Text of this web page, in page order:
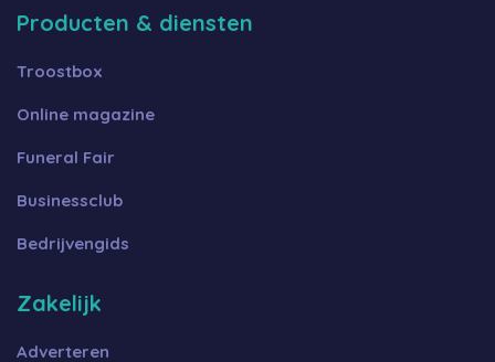
Producten & diensten
Troostbox
Online magazine
Funeral Fair
Businessclub
Bedrijvengids
Zakelijk
Adverteren